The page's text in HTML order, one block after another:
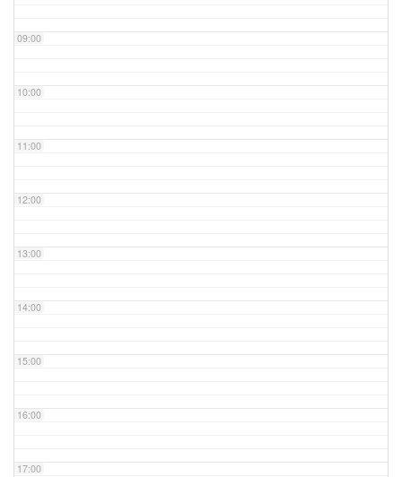
09:00
10:00
11:00
12:00
13:00
14:00
15:00
16:00
17:00